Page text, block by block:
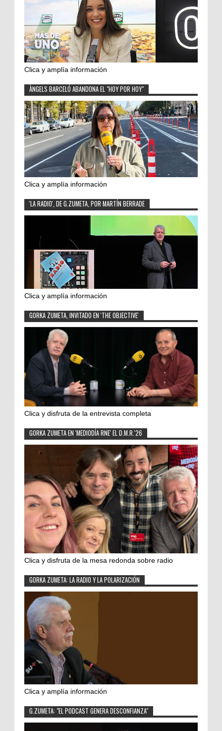
Clica y amplía información
ÀNGELS BARCELÓ ABANDONA EL "HOY POR HOY"
Clica y amplía información
'LA RADIO', DE G.ZUMETA, POR MARTÍN BERRADE
Clica y amplía información
GORKA ZUMETA, INVITADO EN 'THE OBJECTIVE'
Clica y disfruta de la entrevista completa
GORKA ZUMETA EN 'MEDIODÍA RNE' EL D.M.R.'26
Clica y disfruta de la mesa redonda sobre radio
GORKA ZUMETA: LA RADIO Y LA POLARIZACIÓN
Clica y amplía información
G.ZUMETA: "EL PODCAST GENERA DESCONFIANZA"